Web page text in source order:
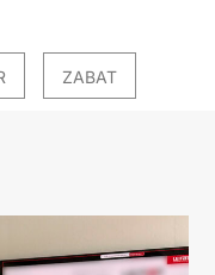
ZABAT